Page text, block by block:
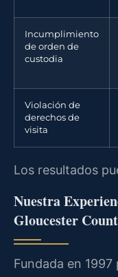
Incumplimiento
de orden de
custodia
Violación de
derechos de
visita
Los resultados
Nuestra
Gloucester
Fundada en